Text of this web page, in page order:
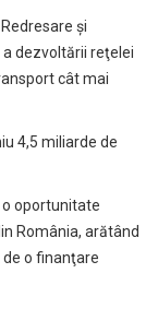
şi
dezvoltării reţelei
cât mai
4,5 miliarde de
o oportunitate
România, arătând
de o finanţare